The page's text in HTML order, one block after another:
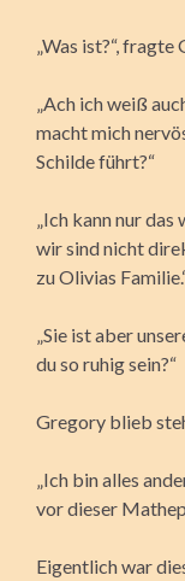
„Was ist?“, fragte
„Ach ich weiß
macht mich
Schilde führt?“
„Ich kann nur
wir sind nicht
zu Olivias
„Sie ist aber
du so ruhig sein?“
Gregory blieb
„Ich bin alles
vor dieser
Eigentlich war